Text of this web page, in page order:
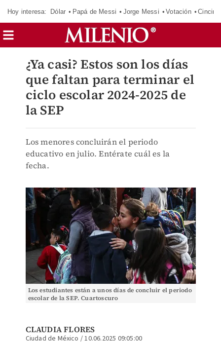
Hoy interesa: Dólar Papá de Messi Jorge Messi Votación
¿Ya casi? Estos son los días
que faltan para terminar el
ciclo escolar 2024-2025 de
la SEP
Los menores concluirán el periodo
educativo en julio. Entérate cuál es la
fecha.
Los estudiantes están a unos días de concluir el periodo
escolar de la SEP. Cuartoscuro
CLAUDIA FLORES
Ciudad de México /10.06.2025 09:05:00